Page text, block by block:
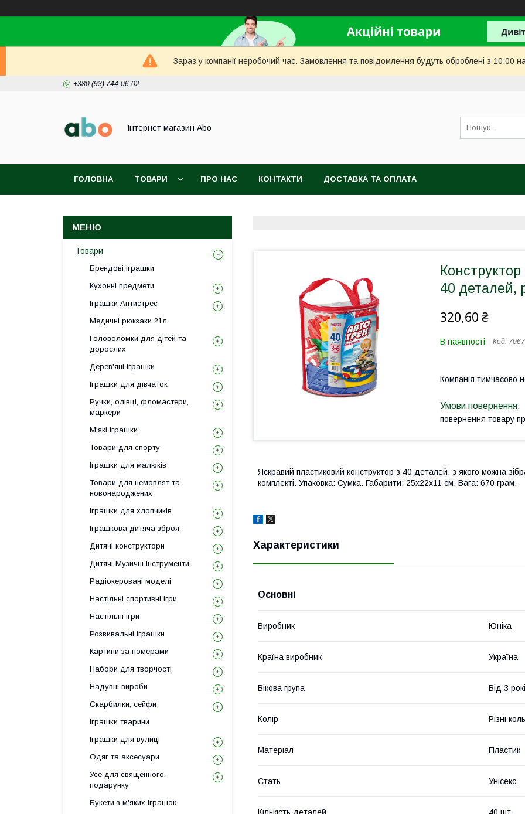
Зараз у компанії неробочий час. Замовлення та повідомлення будуть оброблені з 10:00
+380 (93) 744-06-02
Інтернет магазин Abo
ГОЛОВНА ТОВАРИ ПРО НАС КОНТАКТИ ДОСТАВКА ТА ОПЛАТА
40 деталей,
320,60 ₴
В наявності Код:
Компанія тимчасово
повернення товару
Яскравий пластиковий конструктор з 40 деталей, з якого можна
комплекті. Упаковка: Сумка. Габарити: 25x22x11 см. Вага: 670 грам.
Характеристики
Основні
Виробник Юніка
Країна виробник Україна
Вікова група Від 3
Колір Різні
Матеріал Пластик
Стать Унісекс
Товари
Брендові іграшки
Кухонні предмети
Іграшки Антистрес
Медичні рюкзаки 21л
Головоломки для дітей та
дорослих
Дерев'яні іграшки
Іграшки для дівчаток
Ручки, олівці, фломастери,
маркери
М'які іграшки
Товари для спорту
Іграшки для малюків
Товари для немовлят та
новонароджених
Іграшки для хлопчиків
Іграшкова дитяча зброя
Дитячі конструктори
Дитячі Музичні Інструменти
Радіокеровані моделі
Настільні спортивні ігри
Настільні ігри
Розвивальні іграшки
Картини за номерами
Набори для творчості
Надувні вироби
Скарбилки, сейфи
Іграшки тварини
Іграшки для вулиці
Одяг та аксесуари
Усе для священного,
подарунку
Букети з м'яких іграшок